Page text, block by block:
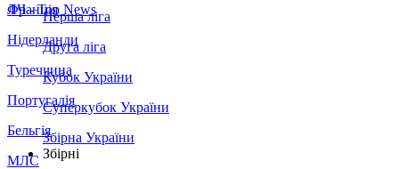
Франція
Нідерланди
Туреччина
Португалія
Бельгія
МЛС
ЛЧ - Top News
Перша ліга
Друга ліга
Кубок України
Суперкубок України
Збірна України
Збірні